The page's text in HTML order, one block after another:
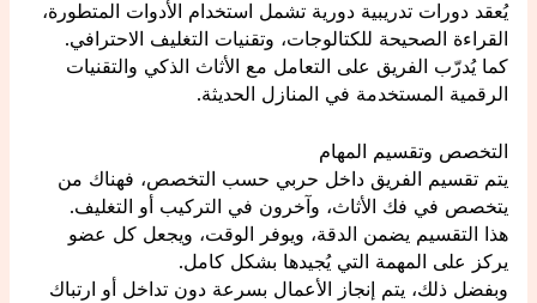
يُعقد دورات تدريبية دورية تشمل استخدام الأدوات المتطورة،
القراءة الصحيحة للكتالوجات، وتقنيات التغليف الاحترافي.
كما يُدرّب الفريق على التعامل مع الأثاث الذكي والتقنيات
الرقمية المستخدمة في المنازل الحديثة.
التخصص وتقسيم المهام
يتم تقسيم الفريق داخل حربي حسب التخصص، فهناك من
يتخصص في فك الأثاث، وآخرون في التركيب أو التغليف.
هذا التقسيم يضمن الدقة، ويوفر الوقت، ويجعل كل عضو
يركز على المهمة التي يُجيدها بشكل كامل.
وبفضل ذلك، يتم إنجاز الأعمال بسرعة دون تداخل أو ارتباك